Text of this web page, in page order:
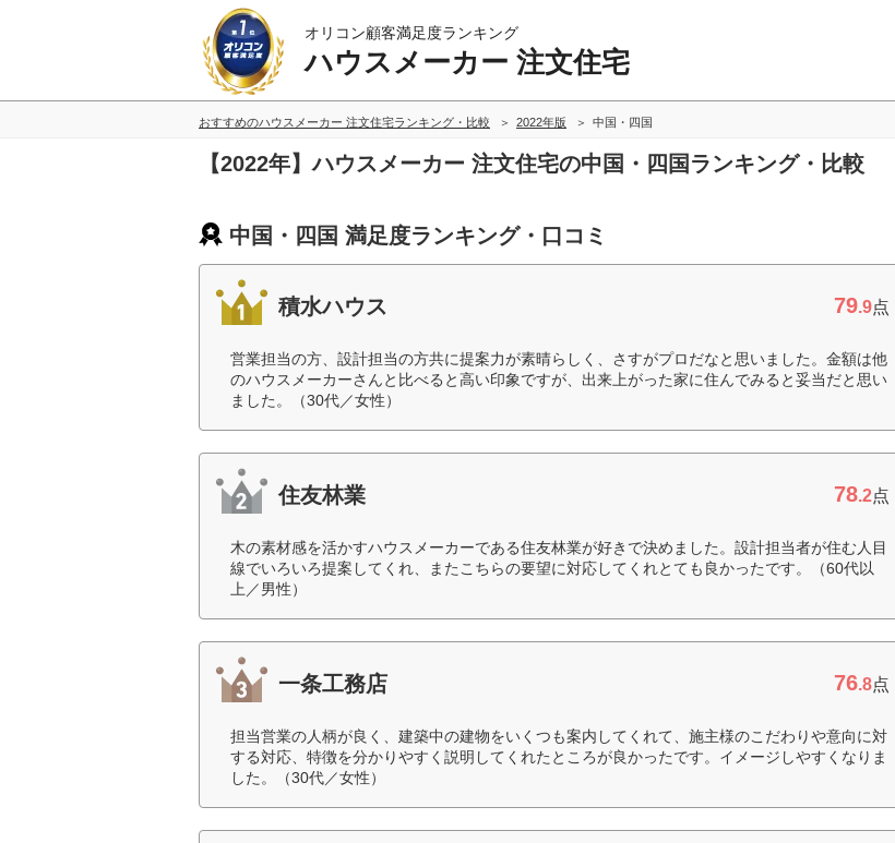
オリコン顧客満足度ランキング
ハウスメーカー 注文住宅
おすすめのハウスメーカー 注文住宅ランキング・比較 2022年版 中国・四国
【2022年】ハウスメーカー 注文住宅の中国・四国ランキング・比較
中国・四国 満足度ランキング・口コミ
積水ハウス 79.9点
営業担当の方、設計担当の方共に提案力が素晴らしく、さすがプロだなと思いました。金額は他
のハウスメーカーさんと比べると高い印象ですが、出来上がった家に住んでみると妥当だと思い
ました。（30代／女性）
住友林業 78.2点
木の素材感を活かすハウスメーカーである住友林業が好きで決めました。設計担当者が住む人目
線でいろいろ提案してくれ、またこちらの要望に対応してくれとても良かったです。（60代以
上／男性）
一条工務店 76.8点
担当営業の人柄が良く、建築中の建物をいくつも案内してくれて、施主様のこだわりや意向に対
する対応、特徴を分かりやすく説明してくれたところが良かったです。イメージしやすくなりま
した。（30代／女性）